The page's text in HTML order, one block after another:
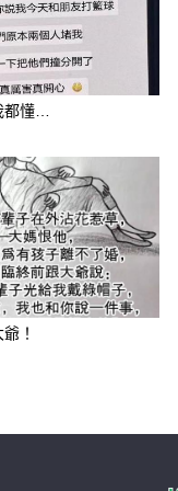
接觸，也可
結婚，或感情
也說明彼此
禮物，而是「
都懂…
！